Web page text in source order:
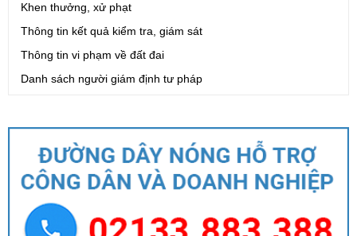
Khen thưởng, xử phạt
Thông tin kết quả kiểm tra, giám sát
Thông tin vi phạm về đất đai
Danh sách người giám định tư pháp